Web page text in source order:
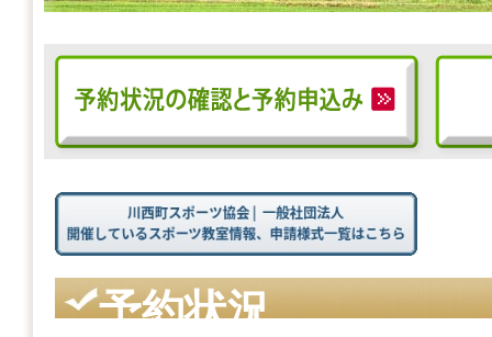
予約状況